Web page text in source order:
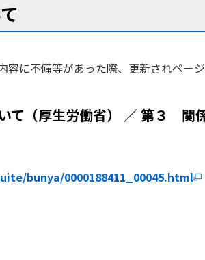
に不備等があった際、更新されペ
て（厚生労働省） ／ 第３ 関
bunya/0000188411_00045.html